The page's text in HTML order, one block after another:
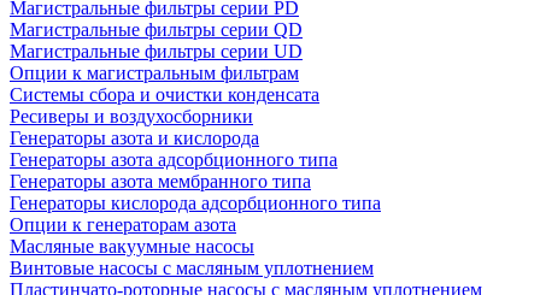
Магистральные фильтры серии PD
Магистральные фильтры серии QD
Магистральные фильтры серии UD
Опции к магистральным фильтрам
Системы сбора и очистки конденсата
Ресиверы и воздухосборники
Генераторы азота и кислорода
Генераторы азота адсорбционного типа
Генераторы азота мембранного типа
Генераторы кислорода адсорбционного типа
Опции к генераторам азота
Масляные вакуумные насосы
Винтовые насосы с масляным уплотнением
Пластинчато-роторные насосы с масляным уплотнением